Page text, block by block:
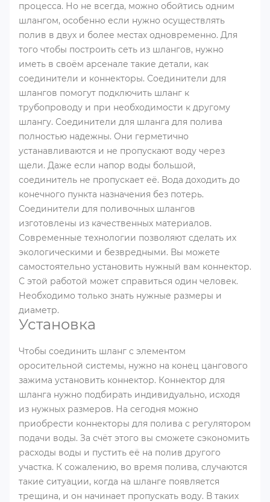
процесса. Но не всегда, можно обойтись одним
шлангом, особенно если нужно осуществлять
полив в двух и более местах одновременно. Для
того чтобы построить сеть из шлангов, нужно
иметь в своём арсенале такие детали, как
соединители и коннекторы. Соединители для
шлангов помогут подключить шланг к
трубопроводу и при необходимости к другому
шлангу. Соединители для шланга для полива
полностью надежны. Они герметично
устанавливаются и не пропускают воду через
щели. Даже если напор воды большой,
соединитель не пропускает её. Вода доходить до
конечного пункта назначения без потерь.
Соединители для поливочных шлангов
изготовлены из качественных материалов.
Современные технологии позволяют сделать их
экологическими и безвредными. Вы можете
самостоятельно установить нужный вам коннектор.
С этой работой может справиться один человек.
Необходимо только знать нужные размеры и
диаметр.
Установка
Чтобы соединить шланг с элементом
оросительной системы, нужно на конец цангового
зажима установить коннектор. Коннектор для
шланга нужно подбирать индивидуально, исходя
из нужных размеров. На сегодня можно
приобрести коннекторы для полива с регулятором
подачи воды. За счёт этого вы сможете сэкономить
расходы воды и пустить её на полив другого
участка. К сожалению, во время полива, случаются
такие ситуации, когда на шланге появляется
трещина, и он начинает пропускать воду. В таких